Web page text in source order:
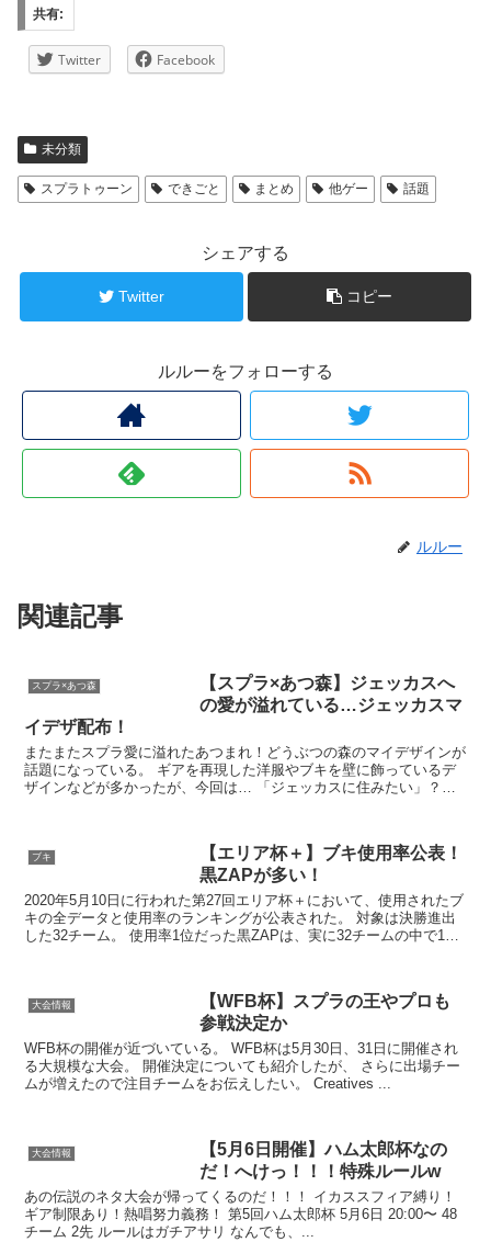
共有:
Twitter Facebook
未分類
スプラトゥーン できごと まとめ 他ゲー 話題
シェアする
Twitter コピー
ルルーをフォローする
ルルー
関連記事
スプラ×あつ森
【スプラ×あつ森】ジェッカスへ
の愛が溢れている…ジェッカスマ
イデザ配布！
またまたスプラ愛に溢れたあつまれ！どうぶつの森のマイデザインが
話題になっている。 ギアを再現した洋服やブキを壁に飾っているデ
ザインなどが多かったが、今回は… 「ジェッカスに住みたい」？！
ブキ
【エリア杯＋】ブキ使用率公表！
黒ZAPが多い！
2020年5月10日に行われた第27回エリア杯＋において、使用されたブ
キの全データと使用率のランキングが公表された。 対象は決勝進出
した32チーム。 使用率1位だった黒ZAPは、実に32チームの中で18
大会情報
【WFB杯】スプラの王やプロも
参戦決定か
WFB杯の開催が近づいている。 WFB杯は5月30日、31日に開催され
る大規模な大会。 開催決定についても紹介したが、 さらに出場チー
ムが増えたので注目チームをお伝えしたい。 Creatives ...
大会情報
【5月6日開催】ハム太郎杯なの
だ！へけっ！！！特殊ルールw
あの伝説のネタ大会が帰ってくるのだ！！！ イカススフィア縛り！
ギア制限あり！熱唱努力義務！ 第5回ハム太郎杯 5月6日 20:00〜 48
チーム 2先 ルールはガチアサリ なんでも、...